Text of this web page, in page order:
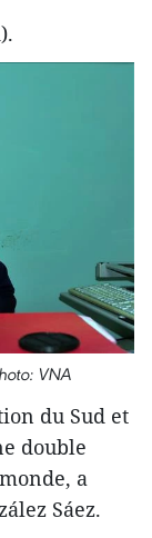
VNA
du Sud et
double
a
Sáez.